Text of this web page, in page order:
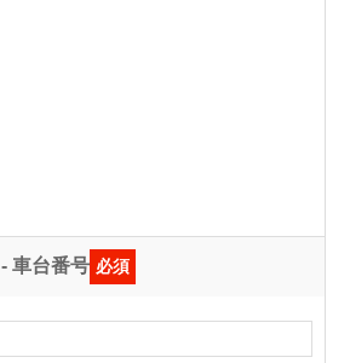
車台番号 必須